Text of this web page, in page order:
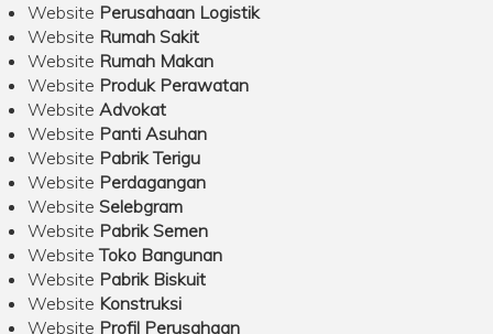
Website Perusahaan Logistik
Website Rumah Sakit
Website Rumah Makan
Website Produk Perawatan
Website Advokat
Website Panti Asuhan
Website Pabrik Terigu
Website Perdagangan
Website Selebgram
Website Pabrik Semen
WebsiteToko Bangunan
Website Pabrik Biskuit
Website Konstruksi
Website Profil Perusahaan